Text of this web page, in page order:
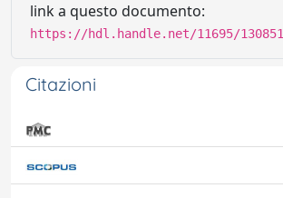
link a questo documento:
https://hdl.handle.net/11695/130851
Citazioni